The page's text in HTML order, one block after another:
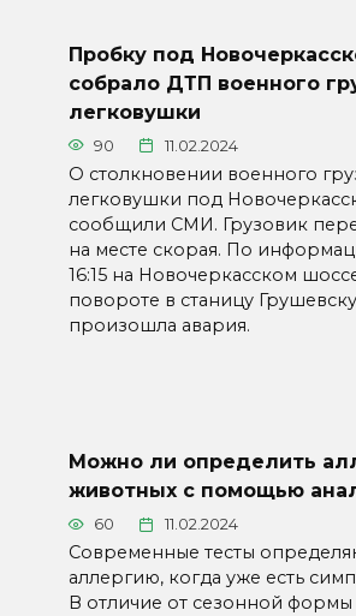
Пробку под
собрало ДТП военного
легковушки
90 11.02.2024
О столкновении военного
легковушки под
сообщили СМИ. Грузовик
на месте скорая. По
16:15 на Новочеркасском
повороте в станицу
произошла авария.
Можно ли определить
животных с помощью
60 11.02.2024
Современные тесты
аллергию, когда уже есть
В отличие от сезонной формы